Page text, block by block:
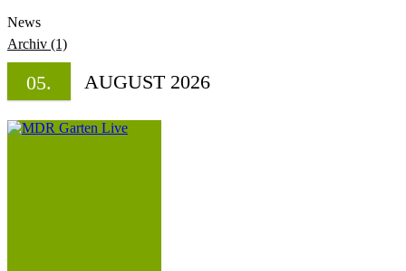
News
Archiv (1)
05. AUGUST 2026